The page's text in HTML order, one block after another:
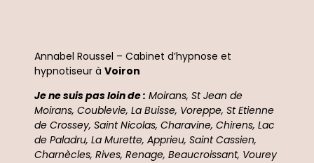
Annabel Roussel – Cabinet d’hypnose et
hypnotiseur à Voiron
Je ne suis pas loin de : Moirans, St Jean de
Moirans, Coublevie, La Buisse, Voreppe, St Etienne
de Crossey, Saint Nicolas, Charavine, Chirens, Lac
de Paladru, La Murette, Apprieu, Saint Cassien,
Charnècles, Rives, Renage, Beaucroissant, Vourey